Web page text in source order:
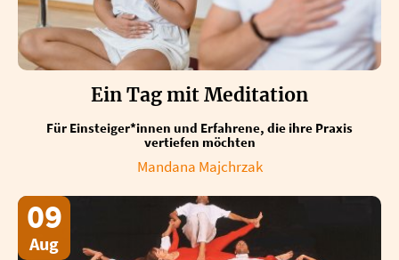
Ein Tag mit Meditation
Für Einsteiger*innen und Erfahrene, die ihre Praxis
vertiefen möchten
Mandana Majchrzak
09
Aug